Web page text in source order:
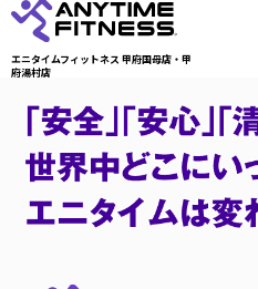
エニタイムフィットネス 甲府国母店・甲
府湯村店